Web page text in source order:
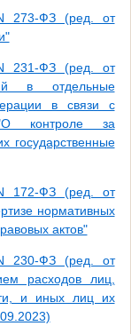
273-ФЗ (ред. от
231-ФЗ (ред. от
в отдельные
в связи с
контроле за
государственные
172-ФЗ (ред. от
нормативных
актов"
230-ФЗ (ред. от
расходов лиц,
и иных лиц их